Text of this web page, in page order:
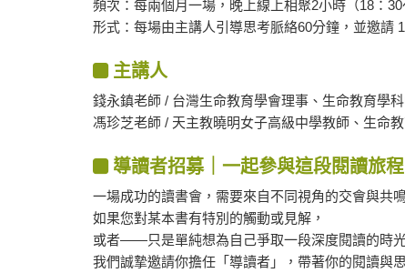
頻次：每兩個月一場，晚上線上相聚2小時（18：30
形式：每場由主講人引導思考脈絡60分鐘，並邀請
主講人
錢永鎮老師 / 台灣生命教育學會理事、生命教育學
馮珍芝老師 / 天主教曉明女子高級中學教師、生命
導讀者招募｜一起參與這段閱讀旅程
一場成功的讀書會，需要來自不同視角的交會與共鳴
如果您對某本書有特別的觸動或見解，
或者——只是單純想為自己爭取一段深度閱讀的時光
我們誠摯邀請你擔任「導讀者」，帶著你的閱讀與